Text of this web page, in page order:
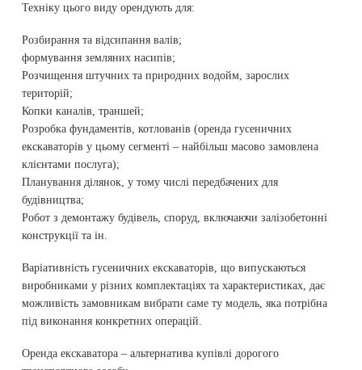
Техніку цього виду орендують для:
Розбирання та відсипання валів;
формування земляних насипів;
Розчищення штучних та природних водойм, зарослих
територій;
Копки каналів, траншей;
Розробка фундаментів, котлованів (оренда гусеничних
екскаваторів у цьому сегменті – найбільш масово замовлена ​​
клієнтами послуга);
Планування ділянок, у тому числі передбачених для
будівництва;
Робот з демонтажу будівель, споруд, включаючи залізобетонні
конструкції та ін.
Варіативність гусеничних екскаваторів, що випускаються
виробниками у різних комплектаціях та характеристиках, дає
можливість замовникам вибрати саме ту модель, яка потрібна
під виконання конкретних операцій.
Оренда екскаватора – альтернатива купівлі дорогого